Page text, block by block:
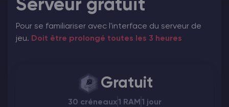
Serveur gratuit
Pour se familiariser avec l'interface du serveur de
jeu. Doit être prolongé toutes les 3 heures
Gratuit
30 créneaux1 RAM 1 jour